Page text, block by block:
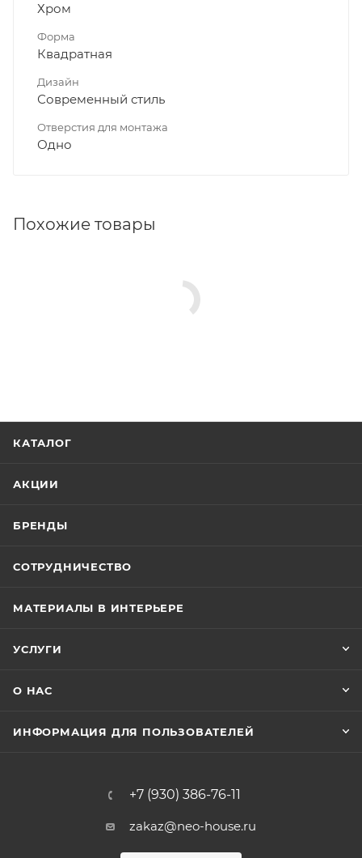
Хром
Форма
Квадратная
Дизайн
Современный стиль
Отверстия для монтажа
Одно
Похожие товары
КАТАЛОГ
АКЦИИ
БРЕНДЫ
СОТРУДНИЧЕСТВО
МАТЕРИАЛЫ В ИНТЕРЬЕРЕ
УСЛУГИ
О НАС
ИНФОРМАЦИЯ ДЛЯ ПОЛЬЗОВАТЕЛЕЙ
+7 (930) 386-76-11
zakaz@neo-house.ru